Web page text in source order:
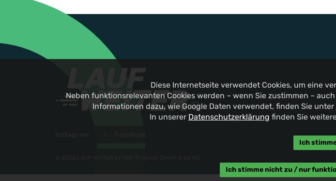
Diese Internetseite verwendet Cookies, um eine
Neben funktionsrelevanten Cookies werden – wenn Sie zustimmen –
Informationen dazu, wie Google Daten verwendet, finden Sie unter
In unserer Datenschutzerklärung finden Sie
Ich
Ich stimme nicht zu / nur